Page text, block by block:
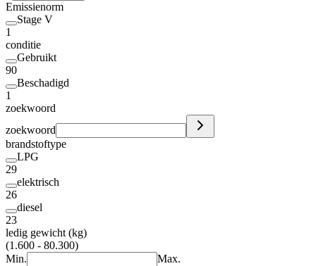
Emissienorm
Stage V
1
conditie
Gebruikt
90
Beschadigd
1
zoekwoord
zoekwoord
brandstoftype
LPG
29
elektrisch
26
diesel
23
ledig gewicht (kg)
(1.600 - 80.300)
Min.
Max.